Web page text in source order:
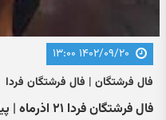
۱۴۰۲/۰۹/۲۰ ۱۳:۰۰
فال فرشتگان | فال فرشتگان فردا
فال فرشتگان فردا ۲۱ اذرماه | پیام مثبت فرشته روزت را اینجا بخوان